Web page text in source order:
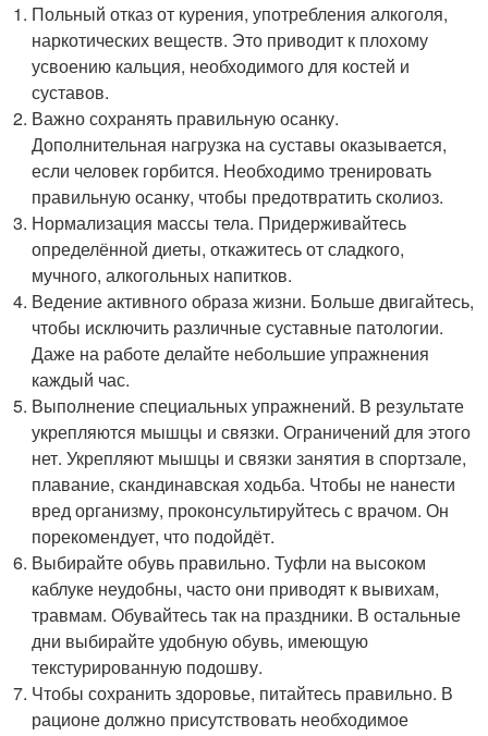
Польный отказ от курения, употребления алкоголя,
наркотических веществ. Это приводит к плохому
усвоению кальция, необходимого для костей и
суставов.
Важно сохранять правильную осанку.
Дополнительная нагрузка на суставы оказывается,
если человек горбится. Необходимо тренировать
правильную осанку, чтобы предотвратить сколиоз.
Нормализация массы тела. Придерживайтесь
определённой диеты, откажитесь от сладкого,
мучного, алкогольных напитков.
Ведение активного образа жизни. Больше двигайтесь,
чтобы исключить различные суставные патологии.
Даже на работе делайте небольшие упражнения
каждый час.
Выполнение специальных упражнений. В результате
укрепляются мышцы и связки. Ограничений для этого
нет. Укрепляют мышцы и связки занятия в спортзале,
плавание, скандинавская ходьба. Чтобы не нанести
вред организму, проконсультируйтесь с врачом. Он
порекомендует, что подойдёт.
Выбирайте обувь правильно. Туфли на высоком
каблуке неудобны, часто они приводят к вывихам,
травмам. Обувайтесь так на праздники. В остальные
дни выбирайте удобную обувь, имеющую
текстурированную подошву.
Чтобы сохранить здоровье, питайтесь правильно. В
рационе должно присутствовать необходимое